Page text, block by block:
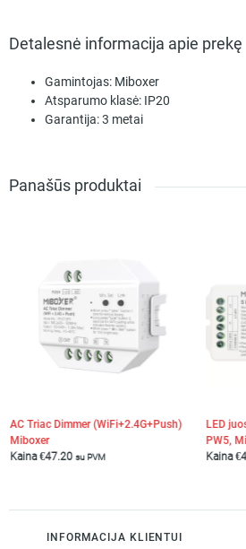
Detalesnė informacija apie prekę
Gamintojas: Miboxer
Atsparumo klasė: IP20
Garantija:3 metai
Panašūs produktai
AC Triac Dimmer (WiFi+2.4G+Push)
Miboxer
Kaina €47.20 su PVM
LED
PW5,
Kaina €
INFORMACIJA KLIENTUI